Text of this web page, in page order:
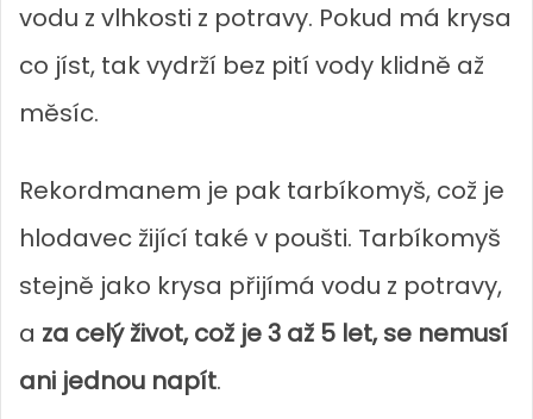
vodu z vlhkosti z potravy. Pokud má krysa
co jíst, tak vydrží bez pití vody klidně až
měsíc.
Rekordmanem je pak tarbíkomyš, což je
hlodavec žijící také v poušti. Tarbíkomyš
stejně jako krysa přijímá vodu z potravy,
a za celý život, což je 3 až 5 let, se nemusí
ani jednou napít.